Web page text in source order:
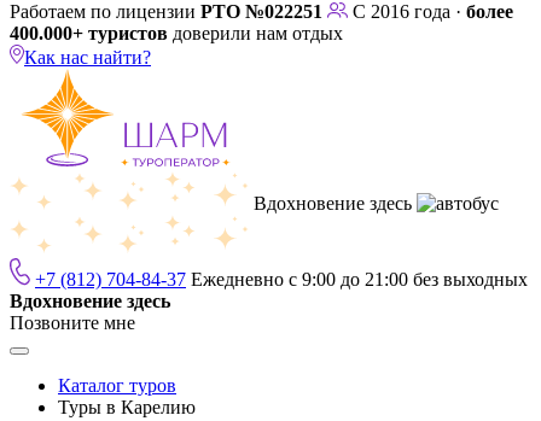
Работаем по лицензии РТО №022251 С 2016 года · более
400.000+ туристов доверили нам отдых
Как нас найти?
Вдохновение здесь
+7 (812) 704-84-37 Ежедневно с 9:00 до 21:00 без выходных
Вдохновение здесь
Позвоните мне
Каталог туров
Туры в Карелию